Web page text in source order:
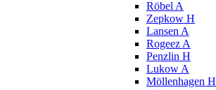
Röbel A
Zepkow H
Lansen A
Rogeez A
Penzlin H
Lukow A
Möllenhagen H